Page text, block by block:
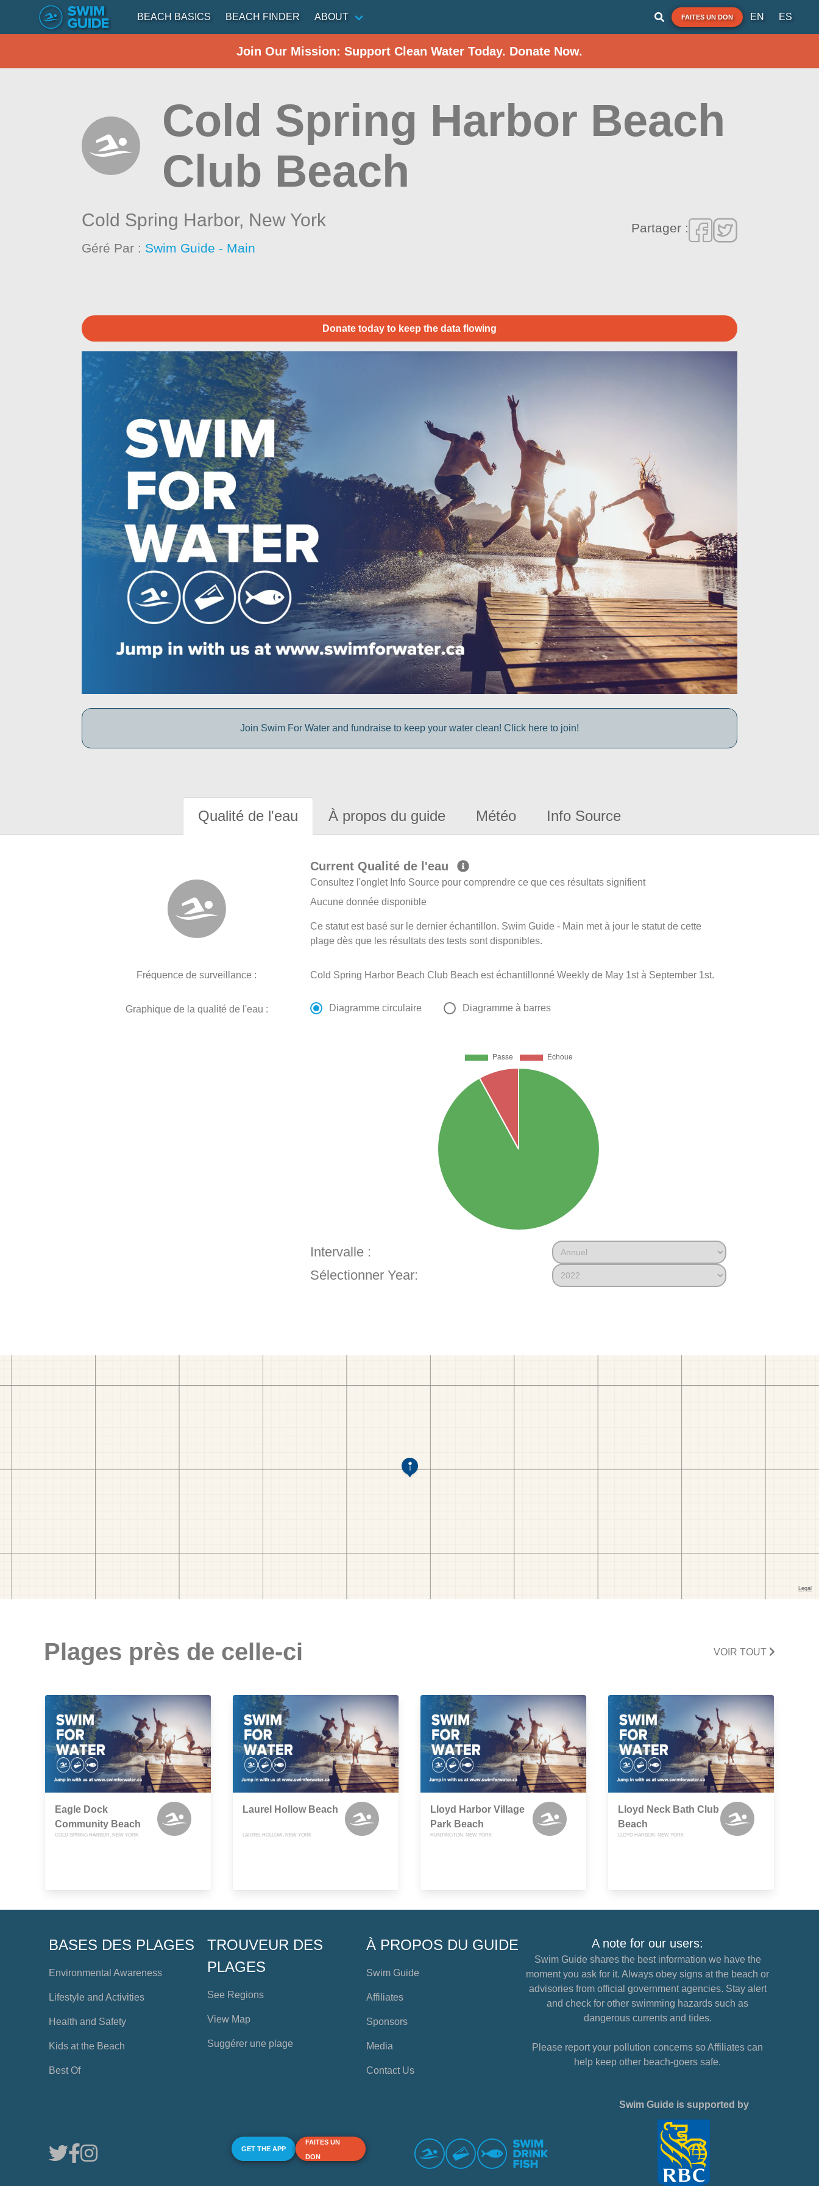
BEACH BASICS BEACH FINDER ABOUT FAITES UN DON EN ES
Join Our Mission: Support Clean Water Today. Donate Now.
Cold Spring Harbor Beach
Club Beach
Cold Spring Harbor, New York
Géré Par : Swim Guide - Main
Partager :
Donate today to keep the data flowing
Join Swim For Water and fundraise to keep your water clean! Click here to join!
Qualité de l'eau À propos du guide Météo Info Source
Current Qualité de l'eau
Consultez l'onglet Info Source pour comprendre ce que ces résultats signifient
Aucune donnée disponible
Ce statut est basé sur le dernier échantillon. Swim Guide - Main met à jour le statut de cette
plage dès que les résultats des tests sont disponibles.
Fréquence de surveillance : Cold Spring Harbor Beach Club Beach est échantillonné Weekly de May 1st à September 1st.
Graphique de la qualité de l'eau : Diagramme circulaire Diagramme à barres
Intervalle :
Sélectionner Year:
Plages près de celle-ci VOIR TOUT
Eagle Dock
Community Beach
COLD SPRING HARBOR, NEW YORK
Laurel Hollow Beach
LAUREL HOLLOW, NEW YORK
Lloyd Harbor Village
Park Beach
HUNTINGTON, NEW YORK
Lloyd Neck Bath Club
Beach
LLOYD HARBOR, NEW YORK
BASES DES PLAGES
Environmental Awareness
Lifestyle and Activities
Health and Safety
Kids at the Beach
Best Of
TROUVEUR DES
PLAGES
See Regions
View Map
Suggérer une plage
À PROPOS DU GUIDE
Swim Guide
Affiliates
Sponsors
Media
Contact Us
A note for our users:
Swim Guide shares the best information we have the
moment you ask for it. Always obey signs at the beach or
advisories from official government agencies. Stay alert
and check for other swimming hazards such as
dangerous currents and tides.
Please report your pollution concerns so Affiliates can
help keep other beach-goers safe.
GET THE APP
FAITES UN
DON
Swim Guide is supported by